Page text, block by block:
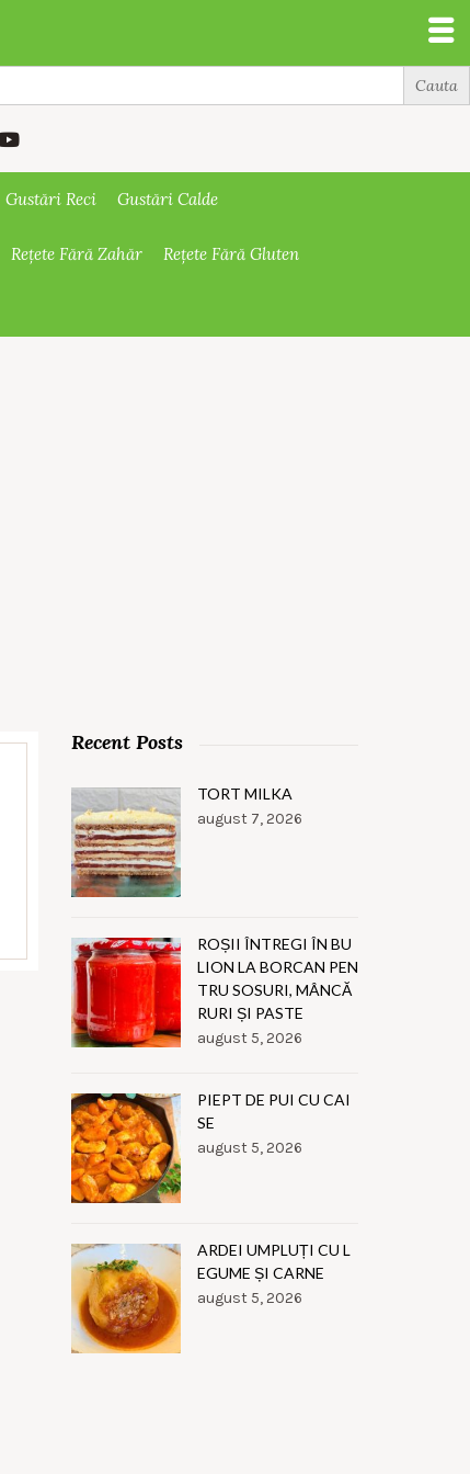
Gustări Reci Gustări Calde
Rețete Fără Zahăr Rețete Fără Gluten
Recent Posts
TORT MILKA
august 7, 2026
ROȘII ÎNTREGI ÎN BU
LION LA BORCAN PEN
TRU SOSURI, MÂNCĂ
RURI ȘI PASTE
august 5, 2026
PIEPT DE PUI CU CAI
SE
august 5, 2026
ARDEI UMPLUȚI CU L
EGUME ȘI CARNE
august 5, 2026